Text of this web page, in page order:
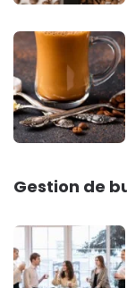
Gestion de